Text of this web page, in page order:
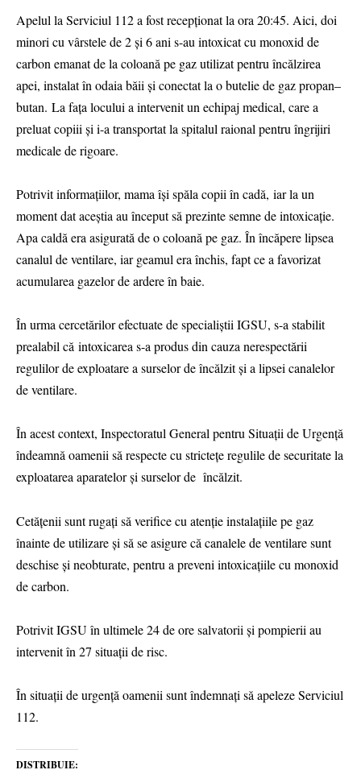
Apelul la Serviciul 112 a fost recepționat la ora 20:45. Aici, doi
minori cu vârstele de 2 și 6 ani s-au intoxicat cu monoxid de
carbon emanat de la coloană pe gaz utilizat pentru încălzirea
apei, instalat în odaia băii și conectat la o butelie de gaz propan–
butan. La fața locului a intervenit un echipaj medical, care a
preluat copiii și i-a transportat la spitalul raional pentru îngrijiri
medicale de rigoare.
Potrivit informațiilor, mama își spăla copii în cadă, iar la un
moment dat aceștia au început să prezinte semne de intoxicație.
Apa caldă era asigurată de o coloană pe gaz. În încăpere lipsea
canalul de ventilare, iar geamul era închis, fapt ce a favorizat
acumularea gazelor de ardere în baie.
În urma cercetărilor efectuate de specialiștii IGSU, s-a stabilit
prealabil că intoxicarea s-a produs din cauza nerespectării
regulilor de exploatare a surselor de încălzit și a lipsei canalelor
de ventilare.
În acest context, Inspectoratul General pentru Situații de Urgență
îndeamnă oamenii să respecte cu strictețe regulile de securitate la
exploatarea aparatelor și surselor de încălzit.
Cetățenii sunt rugați să verifice cu atenție instalațiile pe gaz
înainte de utilizare și să se asigure că canalele de ventilare sunt
deschise și neobturate, pentru a preveni intoxicațiile cu monoxid
de carbon.
Potrivit IGSU în ultimele 24 de ore salvatorii și pompierii au
intervenit în 27 situații de risc.
În situații de urgență oamenii sunt îndemnați să apeleze Serviciul
112.
DISTRIBUIE: